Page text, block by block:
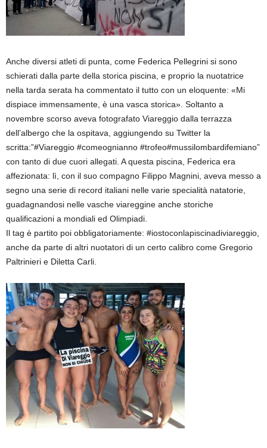
Anche diversi atleti di punta, come Federica Pellegrini si sono
schierati dalla parte della storica piscina, e proprio la nuotatrice
nella tarda serata ha commentato il tutto con un eloquente: «Mi
dispiace immensamente, è una vasca storica». Soltanto a
novembre scorso aveva fotografato Viareggio dalla terrazza
dell’albergo che la ospitava, aggiungendo su Twitter la
scritta:”#Viareggio #comeognianno #trofeo#mussilombardifemiano”
con tanto di due cuori allegati. A questa piscina, Federica era
affezionata: lì, con il suo compagno Filippo Magnini, aveva messo a
segno una serie di record italiani nelle varie specialità natatorie,
guadagnandosi nelle vasche viareggine anche storiche
qualificazioni a mondiali ed Olimpiadi.
Il tag è partito poi obbligatoriamente: #iostoconlapiscinadiviareggio,
anche da parte di altri nuotatori di un certo calibro come Gregorio
Paltrinieri e Diletta Carli.